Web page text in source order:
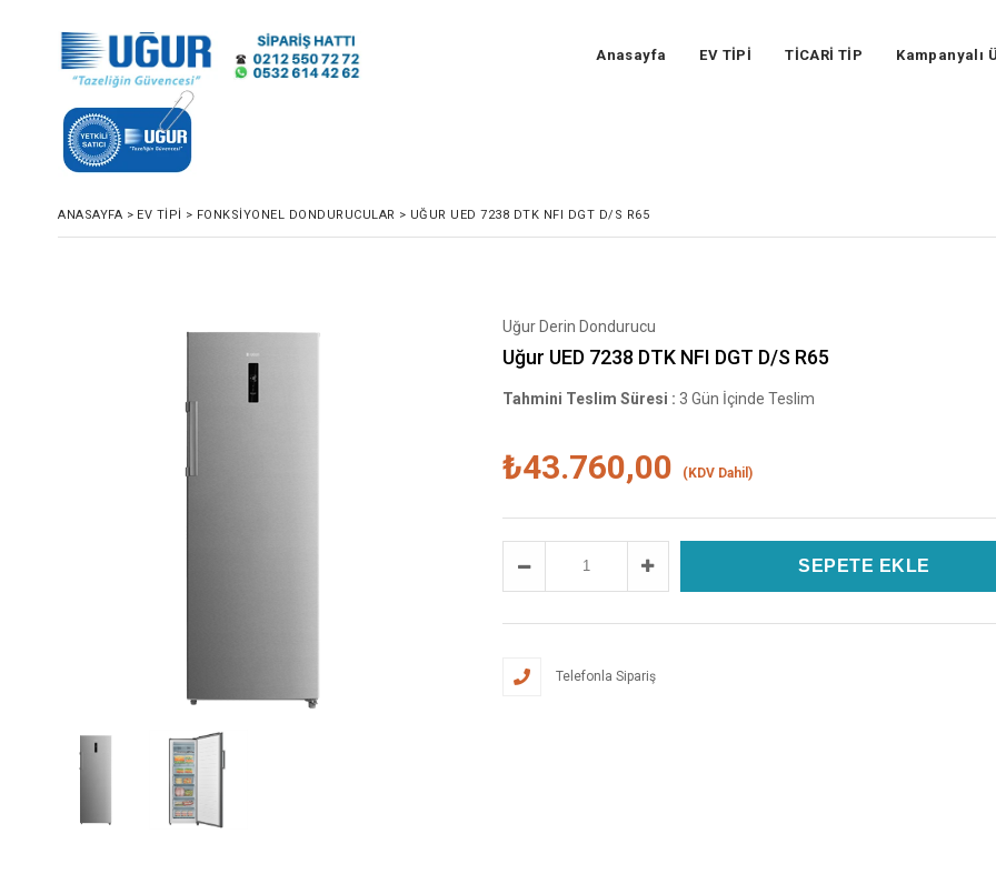
Anasayfa EV TİPİ TİCARİ TİP Kampanyalı
ANASAYFA > EV TİPİ > FONKSIYONEL DONDURUCULAR > UĞUR UED 7238 DTK NFI DGT D/S R65
Uğur Derin Dondurucu
Uğur UED 7238 DTK NFI DGT D/S R65
Tahmini Teslim Süresi : 3 Gün İçinde Teslim
₺43.760,00 (KDV Dahil)
Telefonla Sipariş